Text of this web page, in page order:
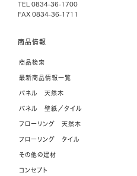
TEL 0834-36-1700
FAX 0834-36-1711
商品情報
商品検索
最新商品情報一覧
パネル 天然木
パネル 壁紙／タイル
フローリング 天然木
フローリング タイル
その他の建材
コンセプト